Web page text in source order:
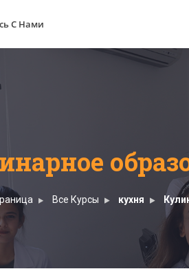
С Нами
Все Курсы кухня